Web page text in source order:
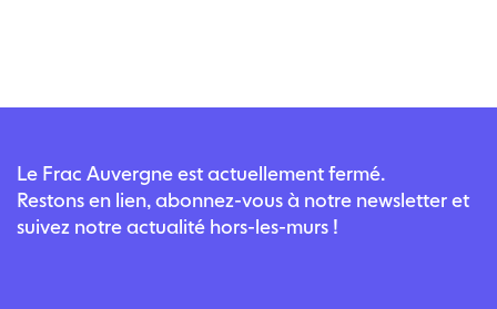
Le Frac Auvergne est actuellement fermé.
Restons en lien, abonnez-vous à notre newsletter et
suivez notre actualité hors-les-murs !